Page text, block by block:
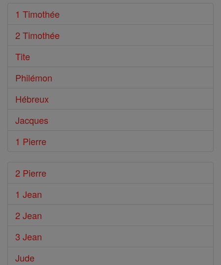
1 Timothée
2 Timothée
Tite
Philémon
Hébreux
Jacques
1 Pierre
2 Pierre
1 Jean
2 Jean
3 Jean
Jude